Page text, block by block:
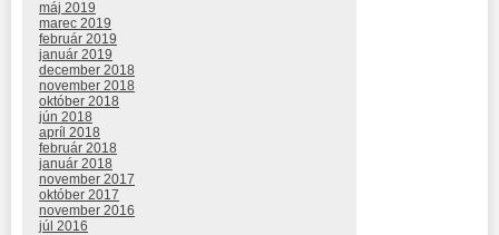
máj 2019
marec 2019
február 2019
január 2019
december 2018
november 2018
október 2018
jún 2018
apríl 2018
február 2018
január 2018
november 2017
október 2017
november 2016
júl 2016